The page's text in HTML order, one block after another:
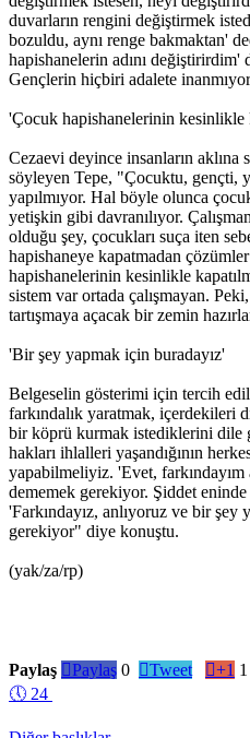
duvarların rengini değiştirmek
bozuldu, aynı renge bakmaktan'
hapishanelerin adını değiştirirdim'
Gençlerin hiçbiri adalete
'Çocuk hapishanelerinin kesinlikle
Cezaevi deyince insanların
söyleyen Tepe, "Çocuktu, gençti,
yapılmıyor. Hal böyle olunca
yetişkin gibi davranılıyor.
olduğu şey, çocukları suça iten
hapishaneye kapatmadan
hapishanelerinin kesinlikle
sistem var ortada çalışmayan.
tartışmaya açacak bir zemin
'Bir şey yapmak için buradayız'
Belgeselin gösterimi için tercih
farkındalık yaratmak, içerdekileri
bir köprü kurmak istediklerini dile
hakları ihlalleri yaşandığının
yapabilmeliyiz. 'Evet,
dememek gerekiyor. Şiddet
'Farkındayız, anlıyoruz ve bir şey
gerekiyor" diye konuştu.
(yak/za/rp)
Paylaş Paylaş 0 Tweet +1 1
🕔 24